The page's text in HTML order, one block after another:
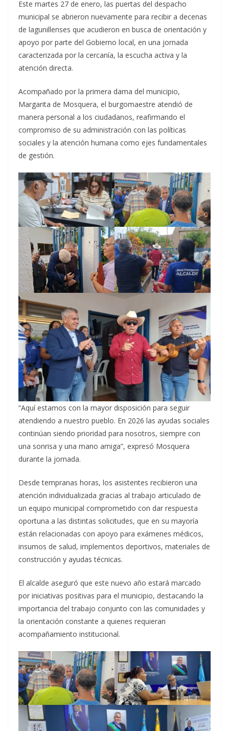
Este martes 27 de enero, las puertas del despacho
municipal se abrieron nuevamente para recibir a decenas
de lagunillenses que acudieron en busca de orientación y
apoyo por parte del Gobierno local, en una jornada
caracterizada por la cercanía, la escucha activa y la
atención directa.
Acompañado por la primera dama del municipio,
Margarita de Mosquera, el burgomaestre atendió de
manera personal a los ciudadanos, reafirmando el
compromiso de su administración con las políticas
sociales y la atención humana como ejes fundamentales
de gestión.
“Aquí estamos con la mayor disposición para seguir
atendiendo a nuestro pueblo. En 2026 las ayudas sociales
continúan siendo prioridad para nosotros, siempre con
una sonrisa y una mano amiga”, expresó Mosquera
durante la jornada.
Desde tempranas horas, los asistentes recibieron una
atención individualizada gracias al trabajo articulado de
un equipo municipal comprometido con dar respuesta
oportuna a las distintas solicitudes, que en su mayoría
están relacionadas con apoyo para exámenes médicos,
insumos de salud, implementos deportivos, materiales de
construcción y ayudas técnicas.
El alcalde aseguró que este nuevo año estará marcado
por iniciativas positivas para el municipio, destacando la
importancia del trabajo conjunto con las comunidades y
la orientación constante a quienes requieran
acompañamiento institucional.